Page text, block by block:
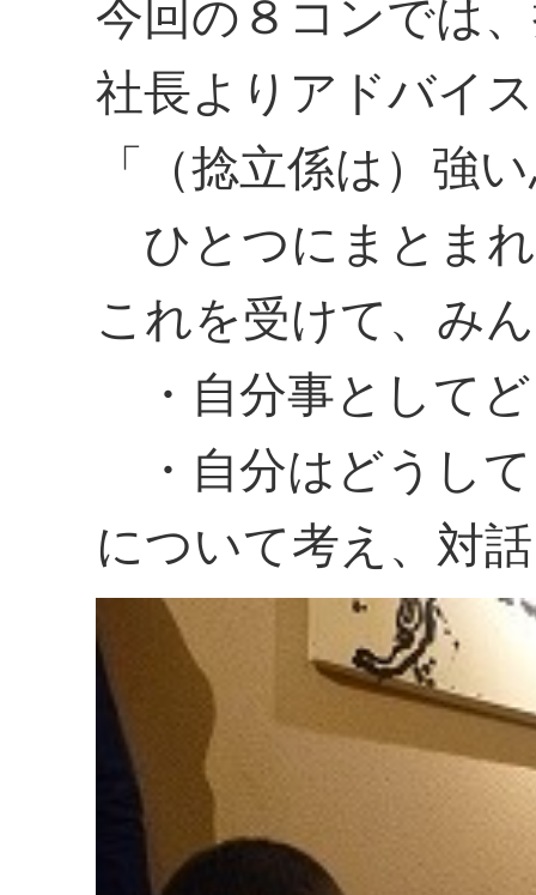
今回の８コンでは
社長よりアドバイ
「（捻立係は）強
ひとつにまとま
これを受けて、み
・自分事として
・自分はどうし
について考え、対